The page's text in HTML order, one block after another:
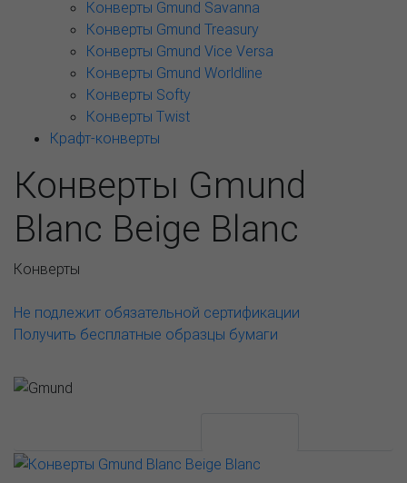
Конверты Gmund Savanna
Конверты Gmund Treasury
Конверты Gmund Vice Versa
Конверты Gmund Worldline
Конверты Softy
Конверты Twist
Крафт-конверты
Конверты Gmund
Blanc Beige Blanc
Конверты
Не подлежит обязательной сертификации
Получить бесплатные образцы бумаги